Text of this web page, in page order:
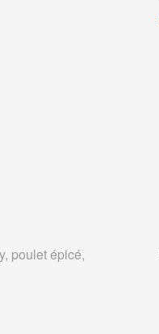
poulet épicé,